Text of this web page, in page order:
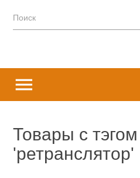
Поиск
menu
Товары с тэгом
'ретранслятор'